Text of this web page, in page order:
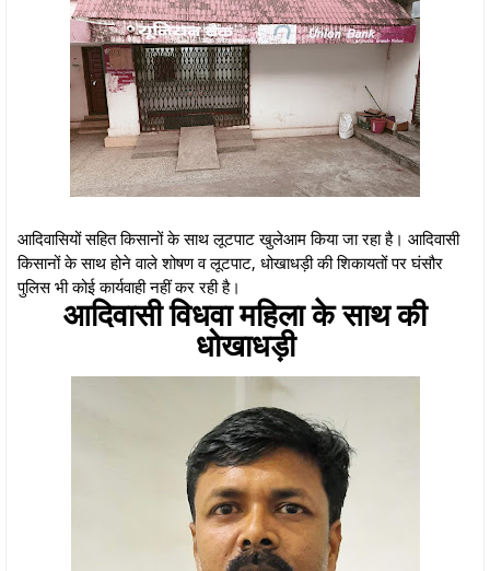
आदिवासियों सहित किसानों के साथ लूटपाट खुलेआम किया जा रहा है। आदिवासी
किसानों के साथ होने वाले शोषण व लूटपाट, धोखाधड़ी की शिकायतों पर घंसौर
पुलिस भी कोई कार्यवाही नहीं कर रही है।
आदिवासी विधवा महिला के साथ की
धोखाधड़ी